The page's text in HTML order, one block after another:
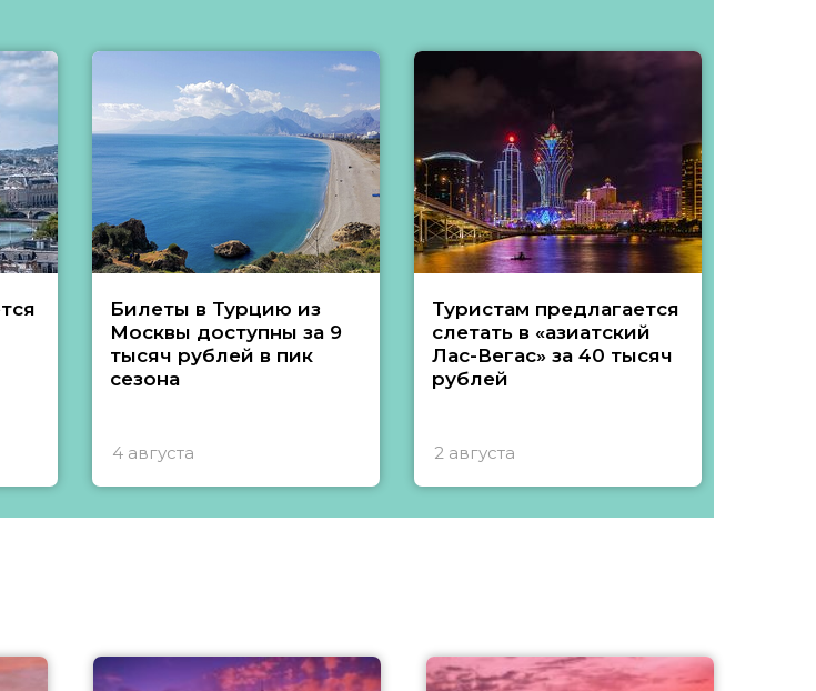
Билеты в Турцию из
Москвы доступны за 9
тысяч рублей в пик
сезона
4 августа
Туристам предлагается
слетать в «азиатский
Лас-Вегас» за 40 тысяч
рублей
2 августа